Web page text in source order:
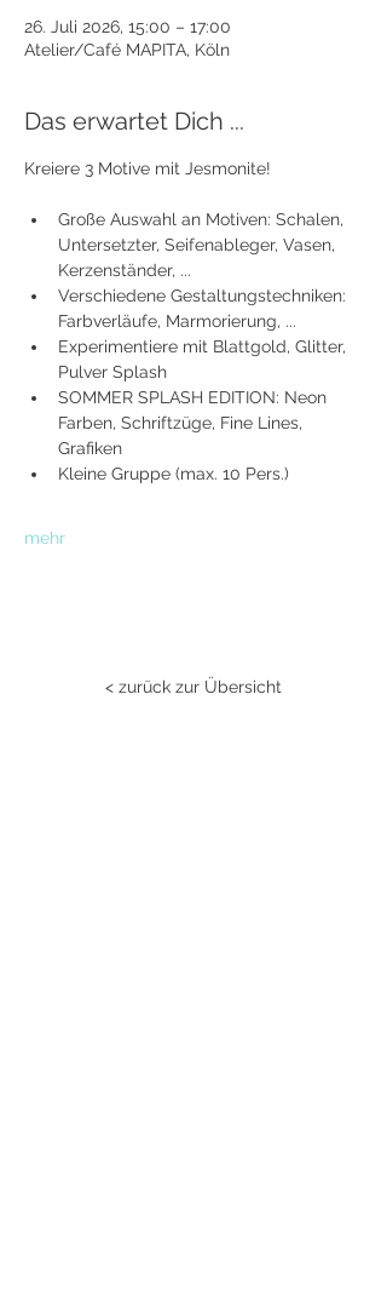
26. Juli 2026, 15:00 – 17:00
Atelier/Café MAPITA, Köln
Das erwartet Dich ...
Kreiere 3 Motive mit Jesmonite!
Große Auswahl an Motiven: Schalen,
Untersetzter, Seifenableger, Vasen,
Kerzenständer, ...
Verschiedene Gestaltungstechniken:
Farbverläufe, Marmorierung, ...
Experimentiere mit Blattgold, Glitter,
Pulver Splash
SOMMER SPLASH EDITION: Neon
Farben, Schriftzüge, Fine Lines,
Grafiken
Kleine Gruppe (max. 10 Pers.)
mehr
< zurück zur Übersicht